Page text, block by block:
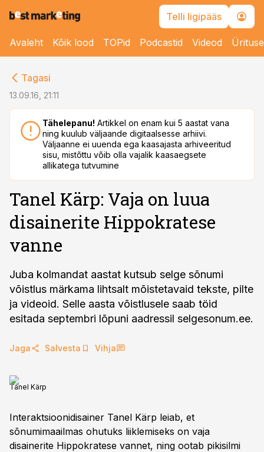
Telli ligipääs
Avaleht Kõik lood TOPid Podcastid Videod
Tagasi
13.09.16, 21:11
Tähelepanu! Artikkel on enam kui 5 aastat vana
ning kuulub väljaande digitaalsesse arhiivi.
Väljaanne ei uuenda ega kaasajasta arhiveeritud
sisu, mistõttu võib olla vajalik kaasaegsete
allikatega tutvumine
Tanel Kärp: Vaja on luua
disainerite Hippokratese
vanne
Juba kolmandat aastat kutsub selge sõnumi
võistlus märkama lihtsalt mõistetavaid tekste, pilte
ja videoid. Selle aasta võistlusele saab töid
Jaga Salvesta Vihja
Tanel Kärp
Interaktsioonidisainer Tanel Kärp leiab, et
sõnumimaailmas ohutuks liiklemiseks on vaja
disainerite Hippokratese vannet, ning ootab pikisilmi